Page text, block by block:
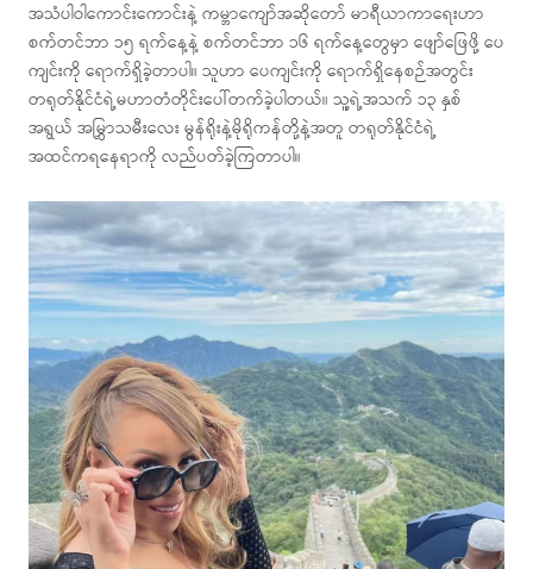
အသံပါဝါကောင်းကောင်းနဲ့ ကမ္ဘာကျော်အဆိုတော် မာရီယာကာရေးဟာ
စက်တင်ဘာ ၁၅ ရက်နေ့နဲ့ စက်တင်ဘာ ၁၆ ရက်နေ့တွေမှာ ဖျော်ဖြေဖို့ ပေ
ကျင်းကို ရောက်ရှိခဲ့တာပါ။ သူဟာ ပေကျင်းကို ရောက်ရှိနေစဉ်အတွင်း
တရုတ်နိုင်ငံရဲ့မဟာတံတိုင်းပေါ်တက်ခဲ့ပါတယ်။ သူ့ရဲ့အသက် ၁၃ နှစ်
အရွယ် အမြွှာသမီးလေး မွန်ရိုးနဲ့မိုရိုကန်တို့နဲ့အတူ တရုတ်နိုင်ငံရဲ့
အထင်ကရနေရာကို လည်ပတ်ခဲ့ကြတာပါ။